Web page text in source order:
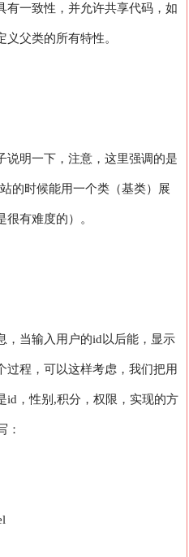
有一致性，并允许共享代码，如
父类的所有特性。
说明一下，注意，这里强调的是
的时候能用一个类（基类）展
有难度的）。
，当输入用户的id以后能，显示
过程，可以这样考虑，我们把用
id，性别,积分，权限，实现的方
：